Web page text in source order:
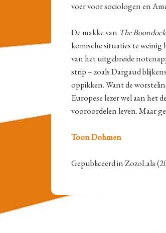
voer voor sociologen en
De makke van The
komische situaties te
van het uitgebreide
strip – zoals Dargaud
oppikken. Want de
Europese lezer wel aan het
vooroordelen leven. Maar
Toon Dohmen
Gepubliceerd in ZozoLala